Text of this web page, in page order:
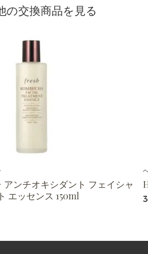
の交換商品を見る
アンチオキシダント フェイシャ
エッセンス 150ml